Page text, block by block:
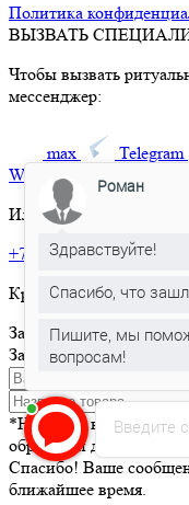
Политика
ВЫЗВАТЬ
Чтобы вызвать
мессенджер:
max Telegram
What’sApp
Или позвоните по
+7 495 150-36-47
Круглосуточная
Заказать товар
Заполните и
*Нажимая кнопку
обработки данных и
Спасибо! Ваше
ближайшее время.
Введите
Роман
Здравствуйте!
Спасибо, что
Пишите, мы
вопросам!